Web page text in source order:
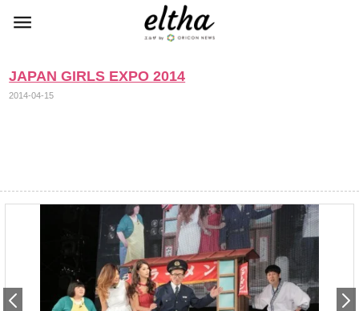
JAPAN GIRLS EXPO 2014
2014-04-15